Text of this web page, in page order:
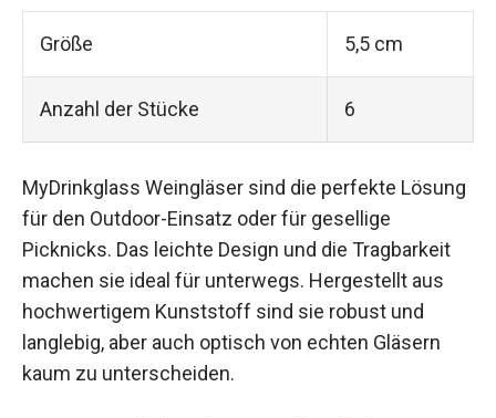
Größe 5,5 cm
Anzahl der Stücke 6
MyDrinkglass Weingläser sind die perfekte Lösung
für den Outdoor-Einsatz oder für gesellige
Picknicks. Das leichte Design und die Tragbarkeit
machen sie ideal für unterwegs. Hergestellt aus
hochwertigem Kunststoff sind sie robust und
langlebig, aber auch optisch von echten Gläsern
kaum zu unterscheiden.